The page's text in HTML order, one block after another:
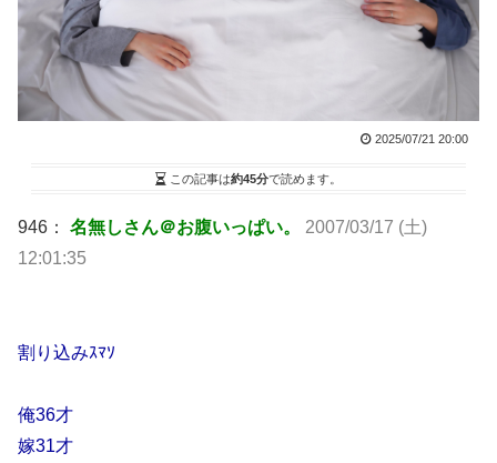
2025/07/21 20:00
この記事は約45分で読めます。
946： 名無しさん＠お腹いっぱい。 2007/03/17 (土)
12:01:35
割り込みｽﾏｿ
俺36才
嫁31才